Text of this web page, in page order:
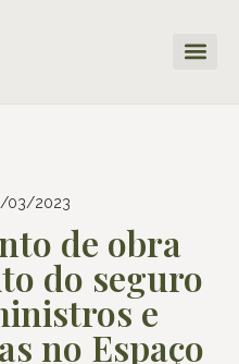
03/2023
de obra
do seguro
e
no Espaço